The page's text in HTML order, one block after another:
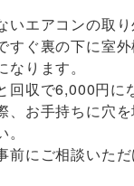
エアコンの取り
すぐ裏の下に室
ります。
回収で6,000円に
、お手持ちに穴
前にご相談いた